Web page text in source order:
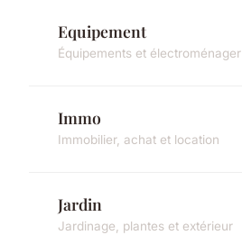
Equipement
Équipements et électroménager
Immo
Immobilier, achat et location
Jardin
Jardinage, plantes et extérieur